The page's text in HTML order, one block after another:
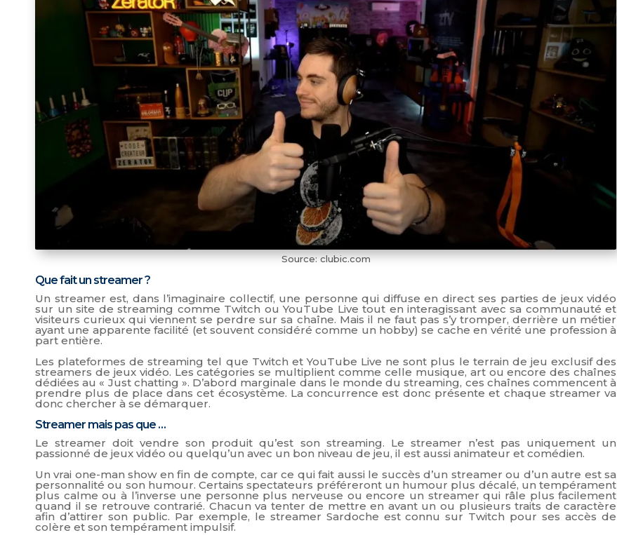
Source: clubic.com
Que fait un streamer ?
Un streamer est, dans l’imaginaire collectif, une personne qui diffuse en direct ses parties de jeux vidéo
sur un site de streaming comme Twitch ou YouTube Live tout en interagissant avec sa communauté et
visiteurs curieux qui viennent se perdre sur sa chaîne. Mais il ne faut pas s’y tromper, derrière un métier
ayant une apparente facilité (et souvent considéré comme un hobby) se cache en vérité une profession à
part entière.
Les plateformes de streaming tel que Twitch et YouTube Live ne sont plus le terrain de jeu exclusif des
streamers de jeux vidéo. Les catégories se multiplient comme celle musique, art ou encore des chaînes
dédiées au « Just chatting ». D’abord marginale dans le monde du streaming, ces chaînes commencent à
prendre plus de place dans cet écosystème. La concurrence est donc présente et chaque streamer va
donc chercher à se démarquer.
Streamer mais pas que …
Le streamer doit vendre son produit qu’est son streaming. Le streamer n’est pas uniquement un
passionné de jeux vidéo ou quelqu’un avec un bon niveau de jeu, il est aussi animateur et comédien.
Un vrai one-man show en fin de compte, car ce qui fait aussi le succès d’un streamer ou d’un autre est sa
personnalité ou son humour. Certains spectateurs préféreront un humour plus décalé, un tempérament
plus calme ou à l’inverse une personne plus nerveuse ou encore un streamer qui râle plus facilement
quand il se retrouve contrarié. Chacun va tenter de mettre en avant un ou plusieurs traits de caractère
afin d’attirer son public. Par exemple, le streamer Sardoche est connu sur Twitch pour ses accès de
colère et son tempérament impulsif.